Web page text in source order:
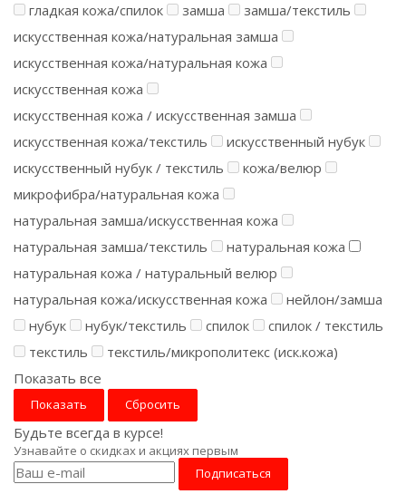
гладкая кожа/спилок
замша
замша/текстиль
искусcтвенная кожа/натуральная замша
искусcтвенная кожа/натуральная кожа
искусственная кожа
искусственная кожа / искусственная замша
искусственная кожа/текстиль
искусственный нубук
искусственный нубук / текстиль
кожа/велюр
микрофибра/натуральная кожа
натуральная замша/искусственная кожа
натуральная замша/текстиль
натуральная кожа
натуральная кожа / натуральный велюр
натуральная кожа/искусственная кожа
нейлон/замша
нубук
нубук/текстиль спилок
спилок / текстиль
текстиль
текстиль/микрополитекс (иск.кожа)
Показать все
Сбросить
Будьте всегда в курсе!
Узнавайте о скидках и акциях первым